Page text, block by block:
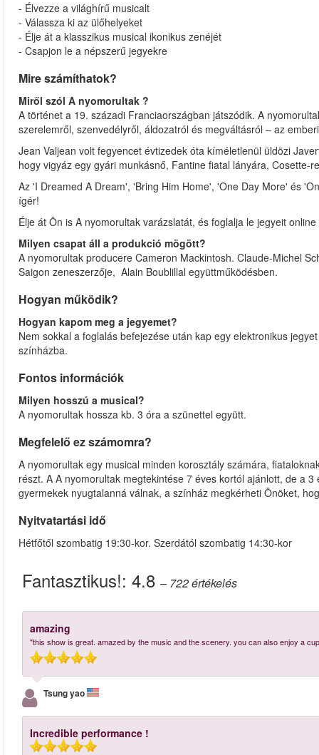
- Élvezze a világhírű musicalt
- Válassza ki az ülőhelyeket
- Élje át a klasszikus musical ikonikus zenéjét
- Csapjon le a népszerű jegyekre
Mire számíthatok?
Miről szól A nyomorultak ?
A történet a 19. századi Franciaországban játszódik. A
szerelemről, szenvedélyről, áldozatról és megváltásról – az
Jean Valjean volt fegyencet évtizedek óta kíméletlenül üldözi
hogy vigyáz egy gyári munkásnő, Fantine fiatal lányára, Cosette-
Az 'I Dreamed A Dream', 'Bring Him Home', 'One Day More' és
ígér!
Élje át Ön is A nyomorultak varázslatát, és foglalja le jegyeit
Milyen csapat áll a produkció mögött?
A nyomorultak producere Cameron Mackintosh. Claude-Michel
Saigon zeneszerzője, Alain Boublillal együttműködésben.
Hogyan működik?
Hogyan kapom meg a jegyemet?
Nem sokkal a foglalás befejezése után kap egy elektronikus
színházba.
Fontos információk
Milyen hosszú a musical?
A nyomorultak hossza kb. 3 óra a szünettel együtt.
Megfelelő ez számomra?
A nyomorultak egy musical minden korosztály számára,
részt. A A nyomorultak megtekintése 7 éves kortól ajánlott, de a
gyermekek nyugtalanná válnak, a színház megkérheti Önöket,
Nyitvatartási idő
Hétfőtől szombatig 19:30-kor. Szerdától szombatig 14:30-kor
Fantasztikus!: 4.8 – 722értékelés
amazing
"this show is great. amazed by the music and the scenery. you can also enjoy a
Tsung yao
Incredible performance !